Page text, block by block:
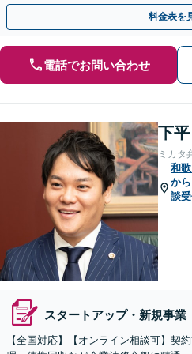
間・休日相談可】顧問契約の実績豊富
料金表を
電話でお問い合わせ
下
ミカタ
和
か
談
スタートアップ・新規事業
【全国対応】【オンライン相談可】契